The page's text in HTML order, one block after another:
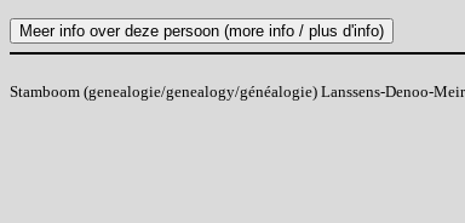
Stamboom (genealogie/genealogy/généalogie) Lanssens-Denoo-